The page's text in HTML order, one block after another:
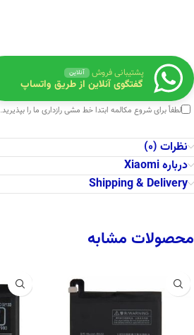
پشتیبانی فروش آنلاین
گفتگوی آنلاین از طریق واتساپ
لطفاً برای شروع مکالمه ابتداخط مشی رازداری ما را بپذیرید.
نظرات (0)
درباره Xiaomi
Shipping & Delivery
محصولات مشابه